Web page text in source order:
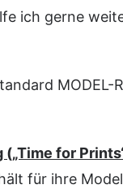
ich gerne
MODEL-
for
für ihre